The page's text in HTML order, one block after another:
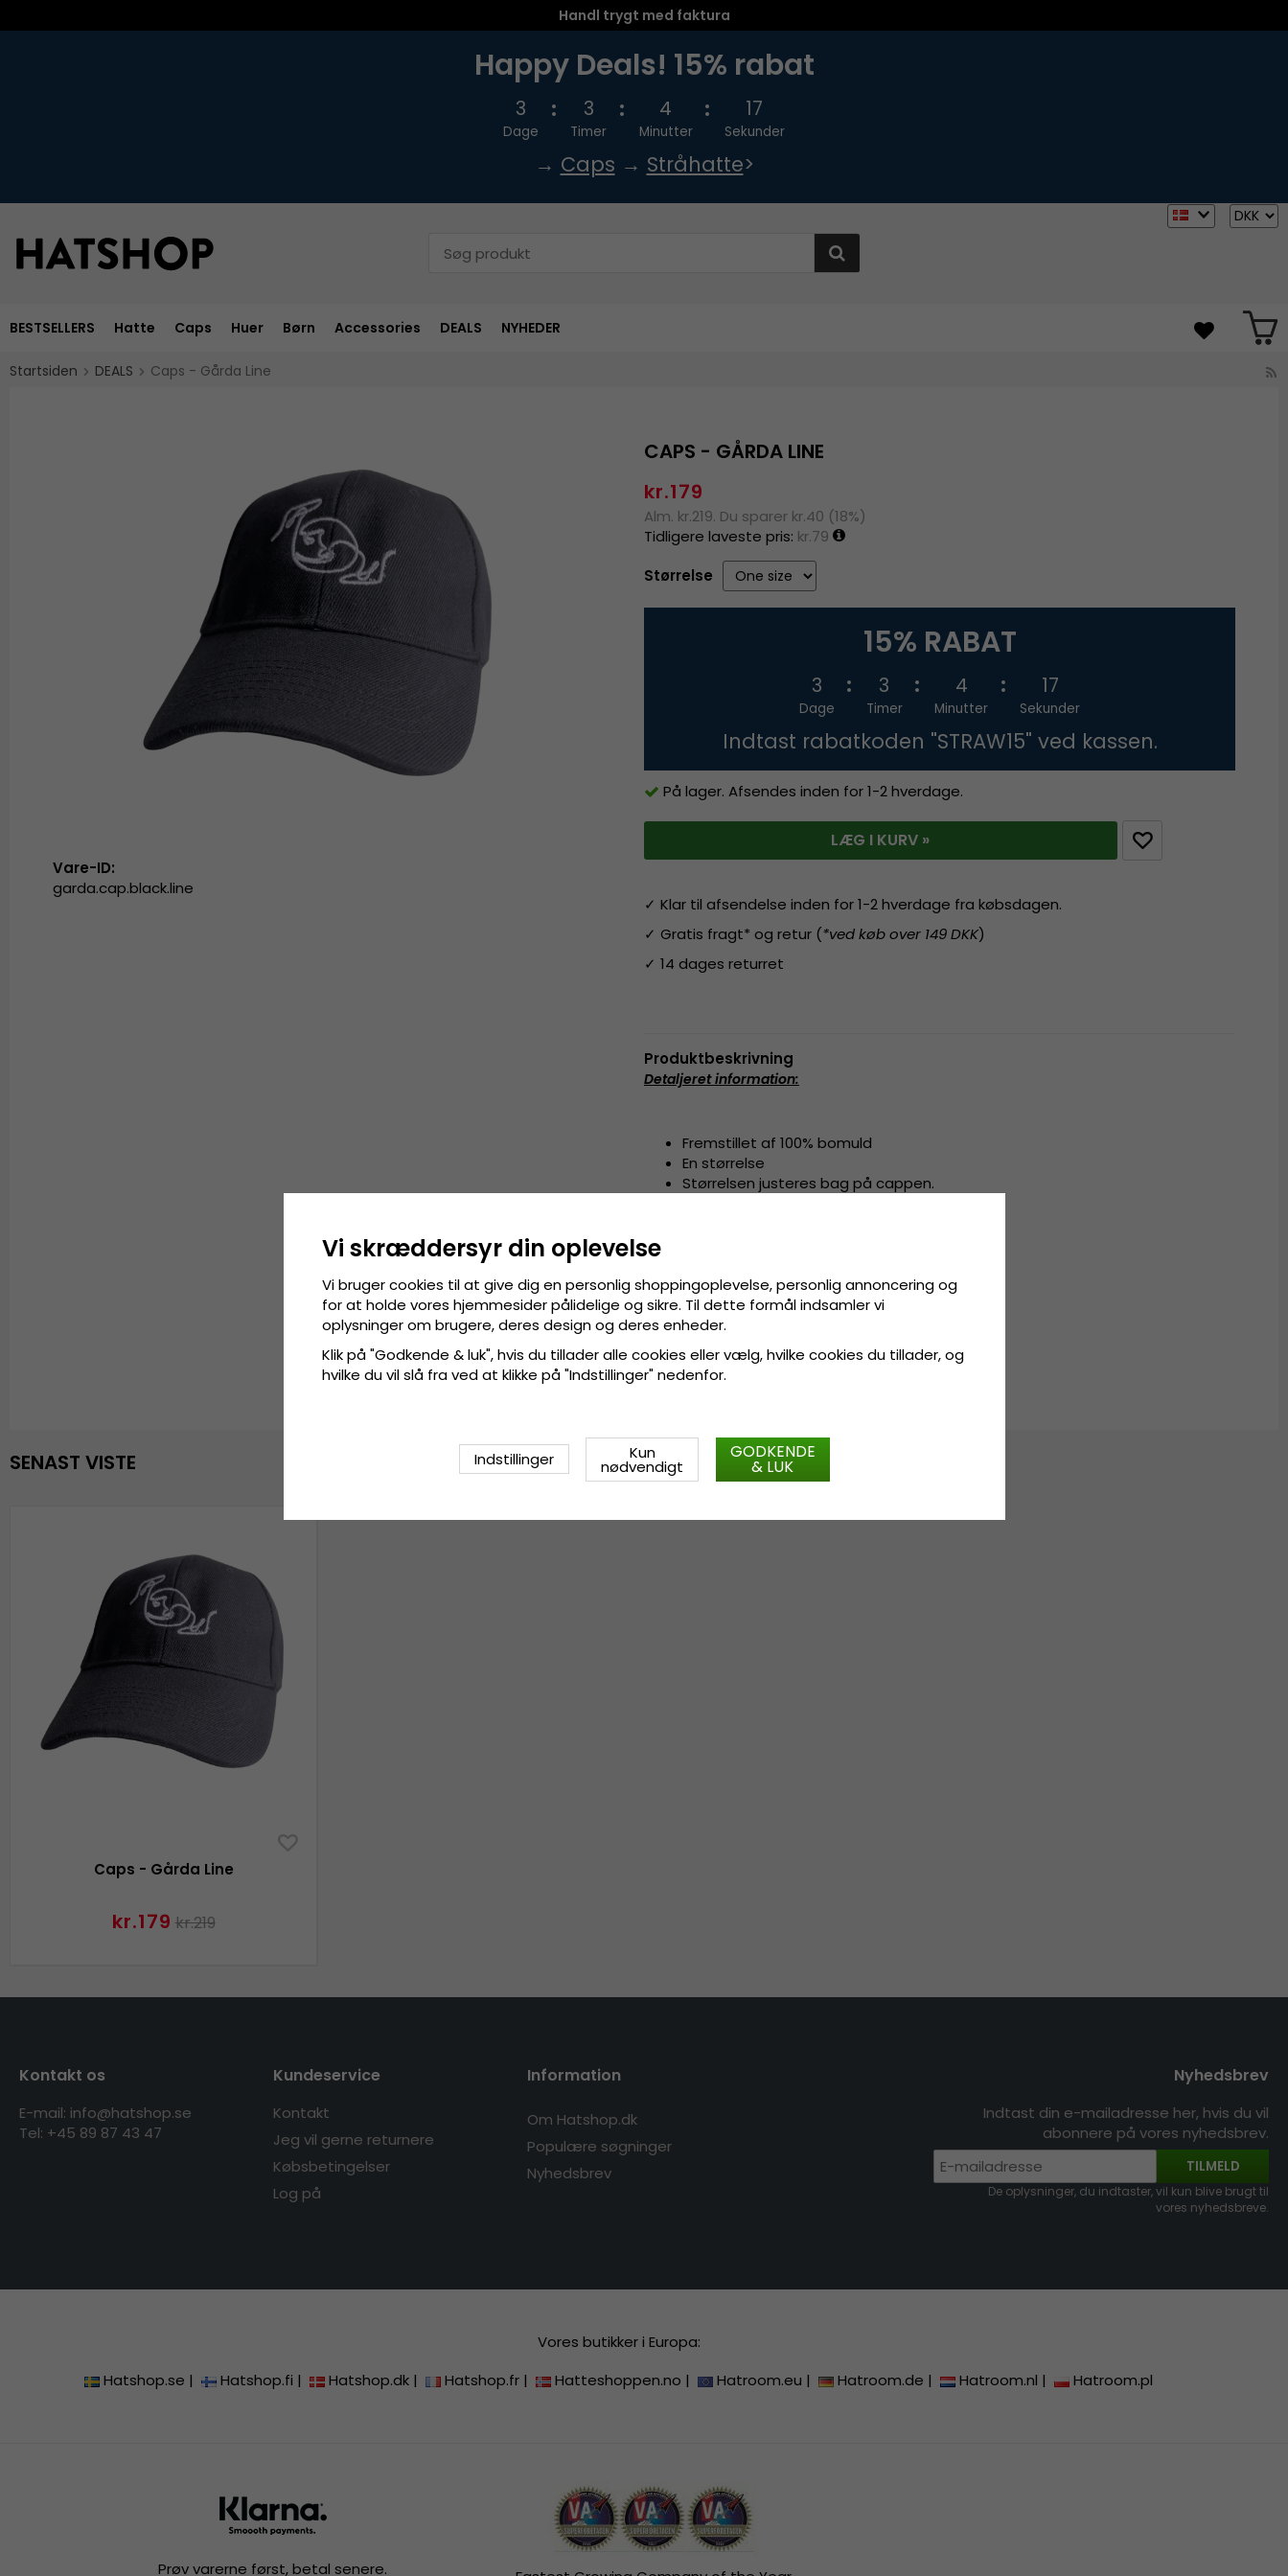
Handl trygt med faktura
Happy Deals! 15% rabat
3
Dage
3
Timer
4
Minutter
16
Sekunder
→ Caps → Stråhatte>
BESTSELLERS Hatte Caps Huer Børn Accessories DEALS NYHEDER
Startsiden DEALS Caps - Gårda Line
CAPS - GÅRDA LINE
kr.179
Alm. kr.219. Du sparer kr.40 (18%)
Tidligere laveste pris: kr.79
Størrelse
15% RABAT
3
Dage
3
Timer
4
Minutter
16
Sekunder
Indtast rabatkoden "STRAW15" ved kassen.
På lager. Afsendes inden for 1-2 hverdage.
LÆG I KURV »
✓ Klar til afsendelse inden for 1-2 hverdage fra købsdagen.
✓ Gratis fragt* og retur (*ved køb over 149 DKK)
✓ 14 dages returret
Produktbeskrivning
Detaljeret information:
Fremstillet af 100% bomuld
En størrelse
Størrelsen justeres bag på cappen.
Vare-ID:
garda.cap.black.line
SENAST VISTE
Caps - Gårda Line
kr.179 kr.219
Kontakt os
E-mail: info@hatshop.se
Tel: +45 89 87 43 47
Kundeservice
Kontakt
Jeg vil gerne returnere
Købsbetingelser
Log på
Information
Om Hatshop.dk
Populære søgninger
Nyhedsbrev
Nyhedsbrev
Indtast din e-mailadresse her, hvis du vil
abonnere på vores nyhedsbrev.
TILMELD
De oplysninger, du indtaster, vil kun blive brugt til
vores nyhedsbreve.
Vores butikker i Europa:
Hatshop.se | Hatshop.fi | Hatshop.dk | Hatshop.fr | Hatteshoppen.no | Hatroom.eu | Hatroom.de | Hatroom.nl | Hatroom.pl
Prøv varerne først, betal senere.
Vi skræddersyr din oplevelse
Vi bruger cookies til at give dig en personlig shoppingoplevelse, personlig annoncering og
for at holde vores hjemmesider pålidelige og sikre. Til dette formål indsamler vi
oplysninger om brugere, deres design og deres enheder.
Klik på "Godkende & luk", hvis du tillader alle cookies eller vælg, hvilke cookies du tillader, og
hvilke du vil slå fra ved at klikke på "Indstillinger" nedenfor.
Indstillinger Kun
nødvendigt
GODKENDE
& LUK